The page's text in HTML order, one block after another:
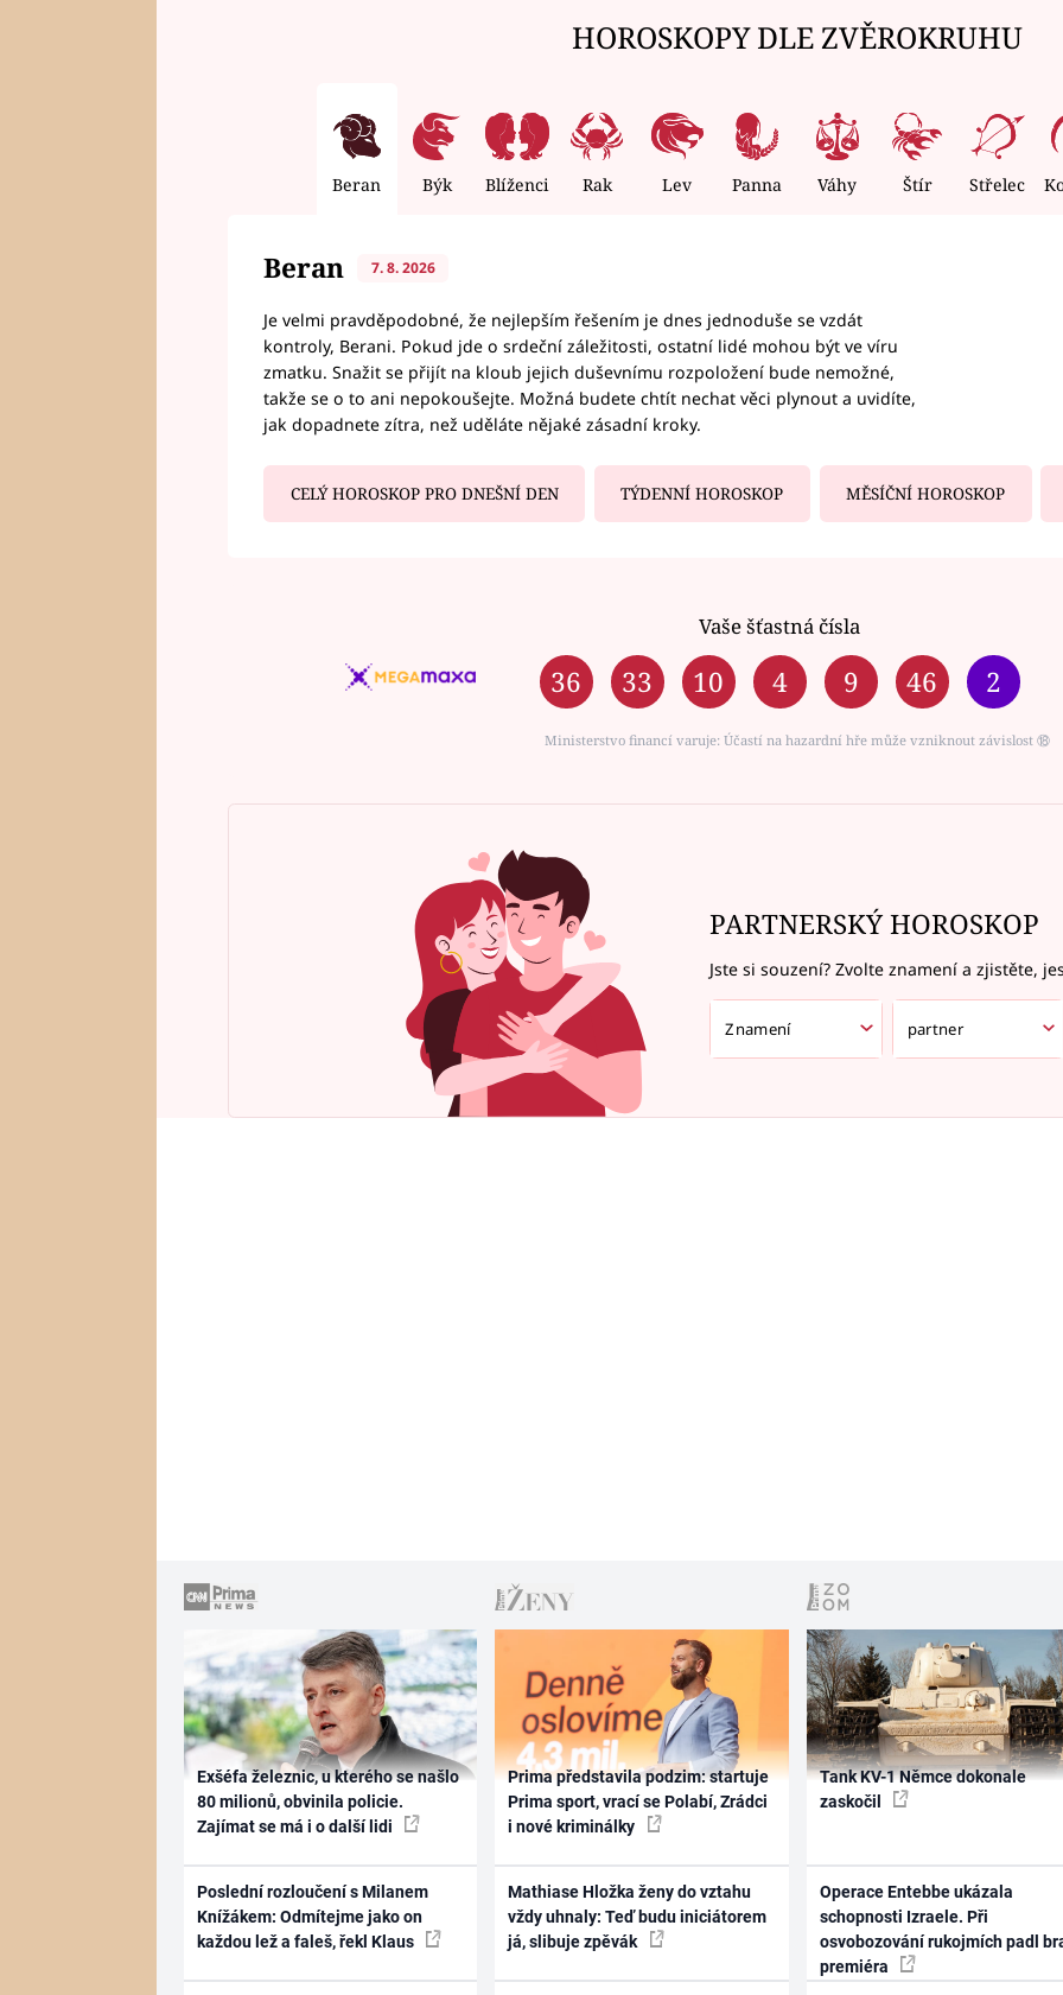
HOROSKOPY DLE ZVĚROKRUHU
Beran Býk Blíženci Rak Lev Panna Váhy Štír Střelec
Beran 7. 8. 2026
Je velmi pravděpodobné, že nejlepším řešením je dnes jednoduše se vzdát
kontroly, Berani. Pokud jde o srdeční záležitosti, ostatní lidé mohou být ve víru
zmatku. Snažit se přijít na kloub jejich duševnímu rozpoložení bude nemožné,
takže se o to ani nepokoušejte. Možná budete chtít nechat věci plynout a uvidíte,
jak dopadnete zítra, než uděláte nějaké zásadní kroky.
CELÝ HOROSKOP PRO DNEŠNÍ DEN TÝDENNÍ HOROSKOP MĚSÍČNÍ HOROSKOP
Vaše šťastná čísla
36 33 10 4 9 46 2
Ministerstvo financí varuje: Účastí na hazardní hře může vzniknout závislost ⑱
PARTNERSKÝ HOROSKOP
Jste si souzení? Zvolte znamení a zjistěte,
Exšéfa železnic, u kterého se našlo
80 milionů, obvinila policie.
Zajímat se má i o další lidi
Poslední rozloučení s Milanem
Knížákem: Odmítejme jako on
každou lež a faleš, řekl Klaus
Prima představila podzim: startuje
Prima sport, vrací se Polabí, Zrádci
i nové kriminálky
Mathiase Hložka ženy do vztahu
vždy uhnaly: Teď budu iniciátorem
já, slibuje zpěvák
Tank KV-1 Němce dokonale
zaskočil
Operace Entebbe ukázala
schopnosti Izraele. Při
osvobozování rukojmích padl
premiéra